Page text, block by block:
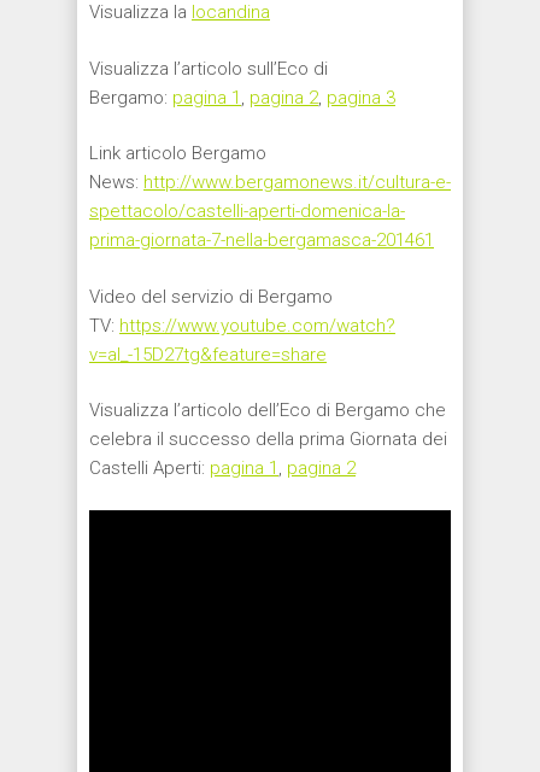
Visualizza la locandina
Visualizza l’articolo sull’Eco di
Bergamo: pagina 1 pagina 2 pagina 3
Link articolo Bergamo
News: http://www.bergamonews.it/cultura-e-
spettacolo/castelli-aperti-domenica-la-
prima-giornata-7-nella-bergamasca-201461
Video del servizio di Bergamo
TV: https://www.youtube.com/watch?
v=aI_-15D27tg&feature=share
Visualizza l’articolo dell’Eco di Bergamo che
celebra il successo della prima Giornata dei
Castelli Aperti: pagina 1 , pagina 2